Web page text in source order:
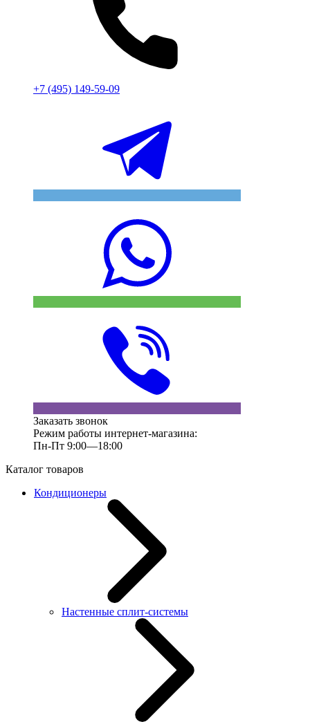
+7 (495) 149-59-09
Заказать звонок
Режим работы интернет-магазина:
Пн-Пт 9:00—18:00
Каталог товаров
Кондиционеры
Настенные сплит-системы